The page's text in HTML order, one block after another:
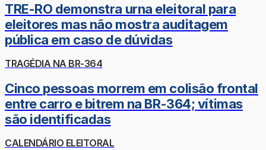
TRE-RO demonstra urna eleitoral para
eleitores mas não mostra auditagem
pública em caso de dúvidas
TRAGÉDIA NA BR-364
Cinco pessoas morrem em colisão frontal
entre carro e bitrem na BR-364; vítimas
são identificadas
CALENDÁRIO ELEITORAL